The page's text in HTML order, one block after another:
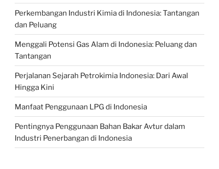
Perkembangan Industri Kimia di Indonesia: Tantangan
dan Peluang
Menggali Potensi Gas Alam di Indonesia: Peluang dan
Tantangan
Perjalanan Sejarah Petrokimia Indonesia: Dari Awal
Hingga Kini
Manfaat Penggunaan LPG di Indonesia
Pentingnya Penggunaan Bahan Bakar Avtur dalam
Industri Penerbangan di Indonesia